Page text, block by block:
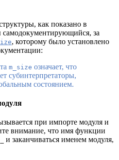
как показано в
за
, которому было установлено
m_size означает, что
субинтерпретаторы,
состоянием.
при импорте модуля и
внимание, что имя функции
и заканчиваться именем модуля,